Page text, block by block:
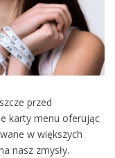
przed
karty menu oferując
w większych
nasz zmysły.